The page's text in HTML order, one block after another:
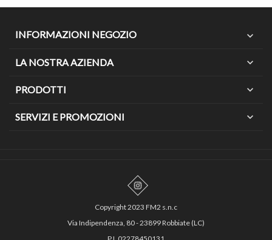
INFORMAZIONI NEGOZIO expand_more
LA NOSTRA AZIENDA expand_more
PRODOTTI expand_more
SERVIZI E PROMOZIONI expand_more
Copyright 2023 FM2 s.n.c
Via Indipendenza, 80 - 23899 Robbiate (LC)